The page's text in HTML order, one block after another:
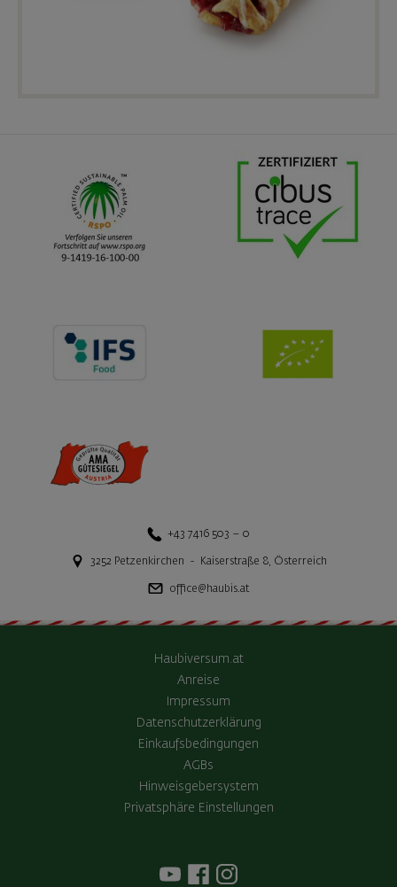
+43 7416 503 – 0
3252 Petzenkirchen - Kaiserstraße 8, Österreich
office@haubis.at
Haubiversum.at
Anreise
Impressum
Datenschutzerklärung
Einkaufsbedingungen
AGBs
Hinweisgebersystem
Privatsphäre Einstellungen